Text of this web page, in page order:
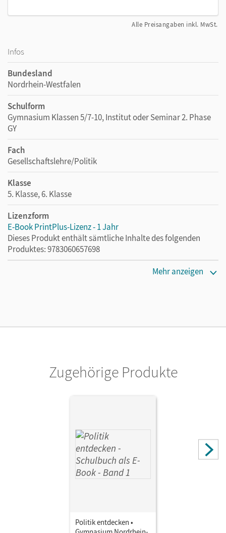
Alle Preisangaben inkl. MwSt.
Infos
Bundesland
Nordrhein-Westfalen
Schulform
Gymnasium Klassen 5/7-10, Institut oder Seminar 2. Phase
GY
Fach
Gesellschaftslehre/Politik
Klasse
5. Klasse, 6. Klasse
Lizenzform
E-Book PrintPlus-Lizenz - 1 Jahr
Dieses Produkt enthält sämtliche Inhalte des folgenden
Produktes: 9783060657698
ein Jahr lang ergänzend zum Print-Titel nutzen möchten.
Cornelsen Verlag
Mehr anzeigen
Zugehörige Produkte
Politik entdecken •